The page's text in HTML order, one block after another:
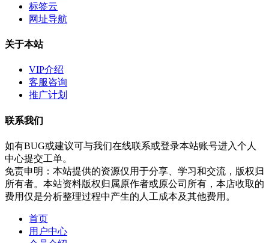
标签云
网址导航
关于本站
VIP介绍
客服咨询
推广计划
联系我们
如有BUG或建议可与我们在线联系或登录本站账号进入个人
中心提交工单。
免责申明：本站提供的资源仅用于分享、学习和交流，版权归
所有者。本站资料版权归属原作者或原公司所有，本店收取的
费用仅是分析整理过程中产生的人工成本及其他费用。
首页
用户中心